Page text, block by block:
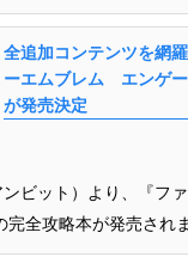
全追加コンテンツを網
ーエムブレム エンゲ
が発売決定
ビット）より、『フ
完全攻略本が発売され